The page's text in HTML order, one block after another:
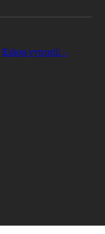
Eshop vytvorili –